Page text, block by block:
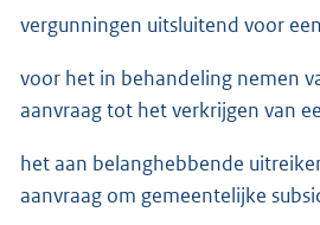
vergunningen uitsluitend voor
voor het in behandeling nemen
aanvraag tot het verkrijgen van
het aan belanghebbende
aanvraag om gemeentelijke